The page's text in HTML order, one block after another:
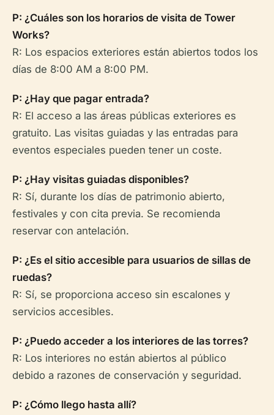
P: ¿Cuáles son los horarios de visita de Tower
Works?
R: Los espacios exteriores están abiertos todos los
días de 8:00 AM a 8:00 PM.
P: ¿Hay que pagar entrada?
R: El acceso a las áreas públicas exteriores es
gratuito. Las visitas guiadas y las entradas para
eventos especiales pueden tener un coste.
P: ¿Hay visitas guiadas disponibles?
R: Sí, durante los días de patrimonio abierto,
festivales y con cita previa. Se recomienda
reservar con antelación.
P: ¿Es el sitio accesible para usuarios de sillas de
ruedas?
R: Sí, se proporciona acceso sin escalones y
servicios accesibles.
P: ¿Puedo acceder a los interiores de las torres?
R: Los interiores no están abiertos al público
debido a razones de conservación y seguridad.
P: ¿Cómo llego hasta allí?